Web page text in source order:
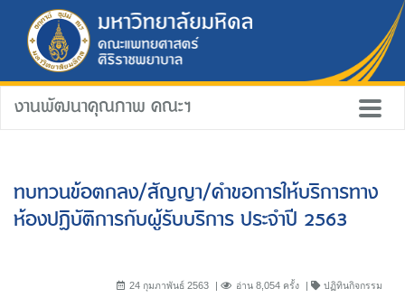
งานพัฒนาคุณภาพ คณะฯ
ทบทวนข้อตกลง/สัญญา/คำขอการให้บริการทาง
ห้องปฏิบัติการกับผู้รับบริการ ประจำปี 2563
24 กุมภาพันธ์ 2563 อ่าน 8,054 ครั้ง ปฏิทินกิจกรรม